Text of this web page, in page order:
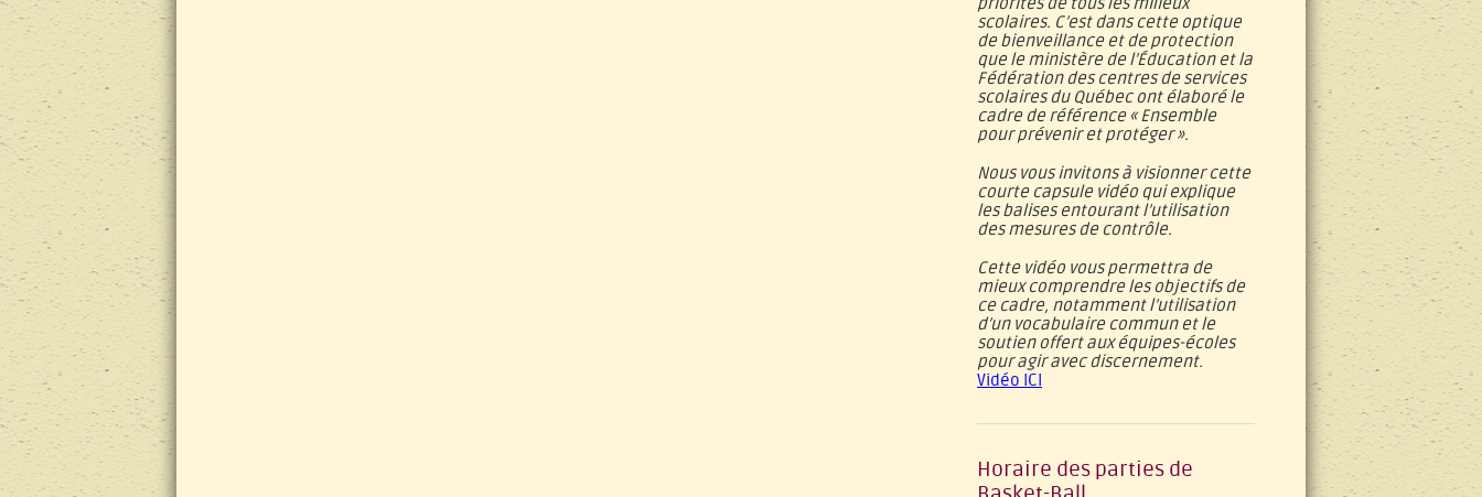
priorités de tous les milieux
scolaires. C’est dans cette optique
de bienveillance et de protection
que le ministère de l’Éducation et la
Fédération des centres de services
scolaires du Québec ont élaboré le
cadre de référence « Ensemble
pour prévenir et protéger ».
Nous vous invitons à visionner cette
courte capsule vidéo qui explique
les balises entourant l’utilisation
des mesures de contrôle.
Cette vidéo vous permettra de
mieux comprendre les objectifs de
ce cadre, notamment l’utilisation
d’un vocabulaire commun et le
soutien offert aux équipes-écoles
pour agir avec discernement.
Vidéo ICI
Horaire des parties de